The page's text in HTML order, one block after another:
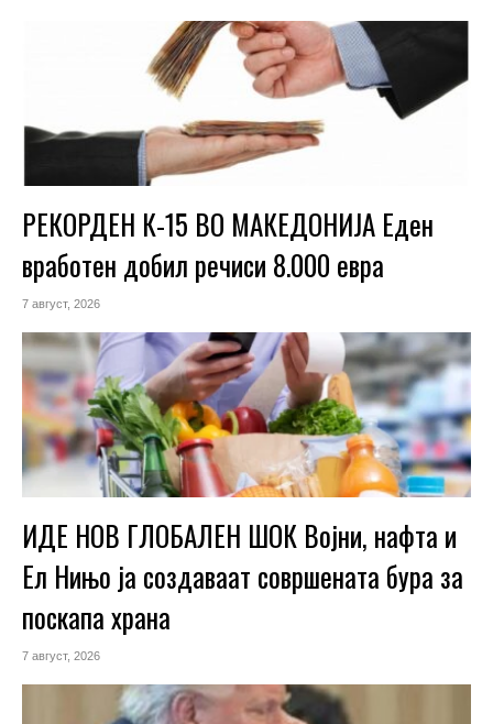
РЕКОРДЕН К-15 ВО МАКЕДОНИЈА Еден
вработен добил речиси 8.000 евра
7 август, 2026
ИДЕ НОВ ГЛОБАЛЕН ШОК Војни, нафта и
Ел Нињо ја создаваат совршената бура за
поскапа храна
7 август, 2026